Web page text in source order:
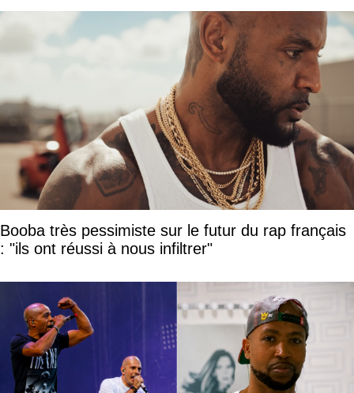
Booba très pessimiste sur le futur du rap français
: "ils ont réussi à nous infiltrer"